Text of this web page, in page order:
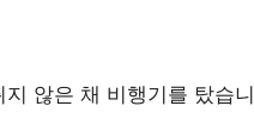
않은 채 비행기를 탔습니